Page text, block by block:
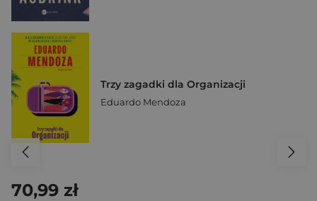
Trzy zagadki dla Organizacji
Eduardo Mendoza
70,99 zł